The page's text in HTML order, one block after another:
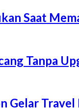
Saat
Tanpa
Gelar